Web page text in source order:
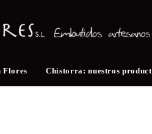
Flores Chistorra: nuestros